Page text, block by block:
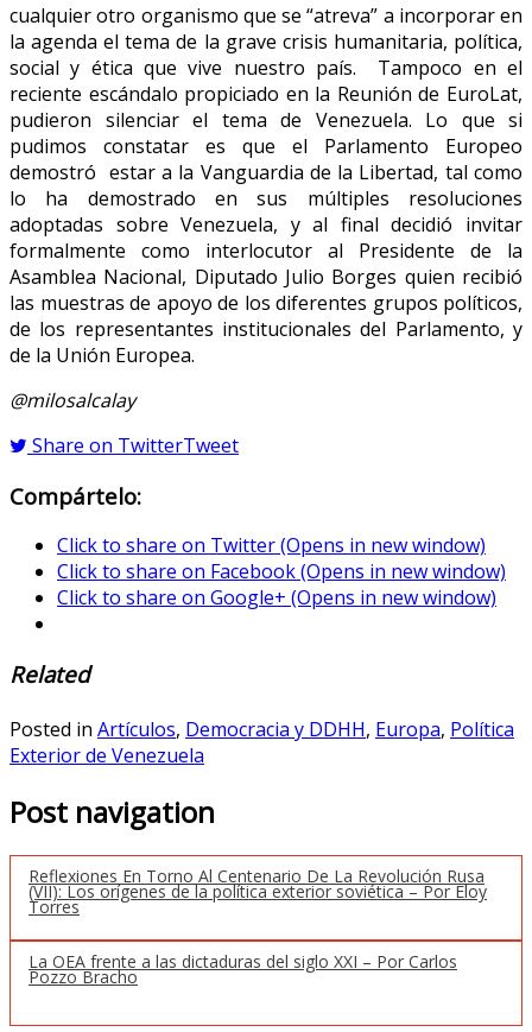
cualquier otro organismo que se “atreva” a incorporar en
la agenda el tema de la grave crisis humanitaria, política,
social y ética que vive nuestro país. Tampoco en el
reciente escándalo propiciado en la Reunión de EuroLat,
pudieron silenciar el tema de Venezuela. Lo que si
pudimos constatar es que el Parlamento Europeo
demostró estar a la Vanguardia de la Libertad, tal como
lo ha demostrado en sus múltiples resoluciones
adoptadas sobre Venezuela, y al final decidió invitar
formalmente como interlocutor al Presidente de la
Asamblea Nacional, Diputado Julio Borges quien recibió
las muestras de apoyo de los diferentes grupos políticos,
de los representantes institucionales del Parlamento, y
de la Unión Europea.
@milosalcalay
Share on TwitterTweet
Compártelo:
Click to share on Twitter (Opens in new window)
Click to share on Facebook (Opens in new window)
Click to share on Google+ (Opens in new window)
Related
Posted in Artículos, Democracia y DDHH, Europa, Política
Exterior de Venezuela
Post navigation
Reflexiones En Torno Al Centenario De La Revolución Rusa
(VII): Los orígenes de la política exterior soviética – Por Eloy
Torres
La OEA frente a las dictaduras del siglo XXI – Por Carlos
Pozzo Bracho